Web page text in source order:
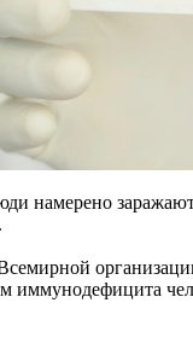
намерено заражают
иммунодефицита